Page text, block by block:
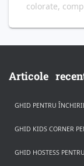
colorate,
Articole
GHID PENTRU
GHID KIDS CORNER
GHID HOSTESS